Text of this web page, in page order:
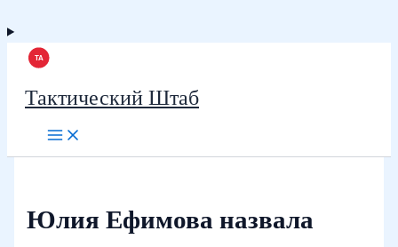
Тактический Штаб
Юлия Ефимова назвала